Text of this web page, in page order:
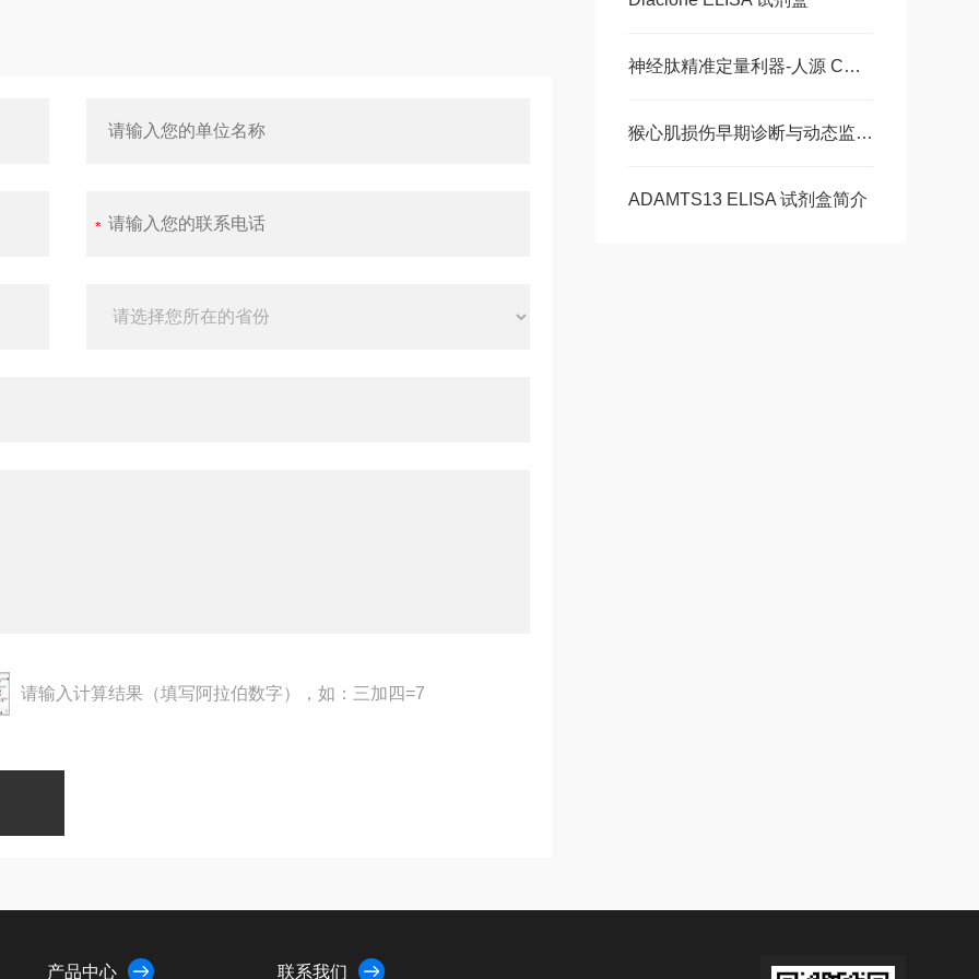
神经肽精准定量利器-人源 CGRP ELISA 试剂盒，多类型样本直接检测
猴心肌损伤早期诊断与动态监测-猴肌红蛋白ELISA 试剂盒
ADAMTS13 ELISA 试剂盒简介
请输入计算结果（填写阿拉伯数字），如：三加四=7
产品中心 联系我们